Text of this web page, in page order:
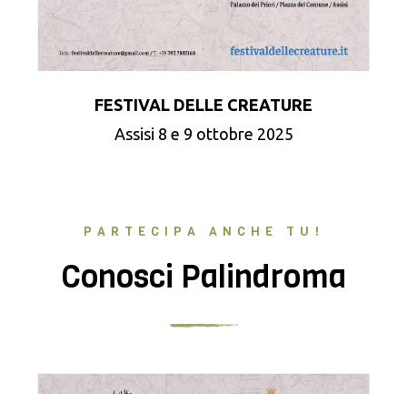
FESTIVAL DELLE CREATURE
Assisi 8 e 9 ottobre 2025
PARTECIPA ANCHE TU!
Conosci Palindroma